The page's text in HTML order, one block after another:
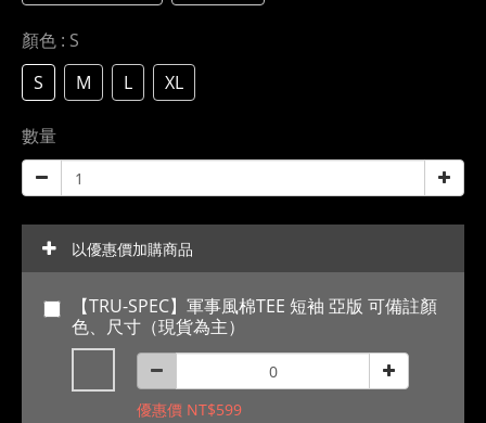
顏色 : S
S
M L XL
數量
以優惠價加購商品
【TRU-SPEC】軍事風棉TEE 短袖 亞版 可備註顏
色、尺寸（現貨為主）
優惠價 NT$599